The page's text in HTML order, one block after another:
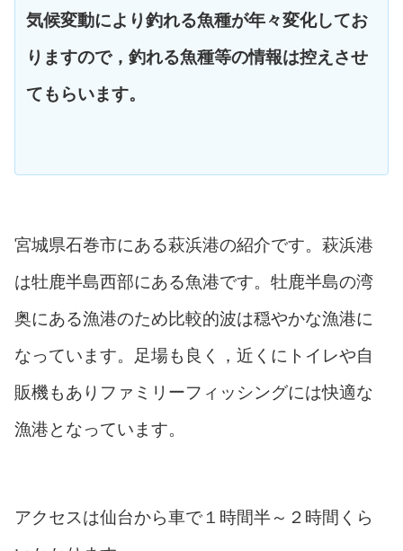
気候変動により釣れる魚種が年々変化してお
りますので，釣れる魚種等の情報は控えさせ
てもらいます。
宮城県石巻市にある萩浜港の紹介です。萩浜港
は牡鹿半島西部にある魚港です。牡鹿半島の湾
奥にある漁港のため比較的波は穏やかな漁港に
なっています。足場も良く，近くにトイレや自
販機もありファミリーフィッシングには快適な
漁港となっています。
アクセスは仙台から車で１時間半～２時間くら